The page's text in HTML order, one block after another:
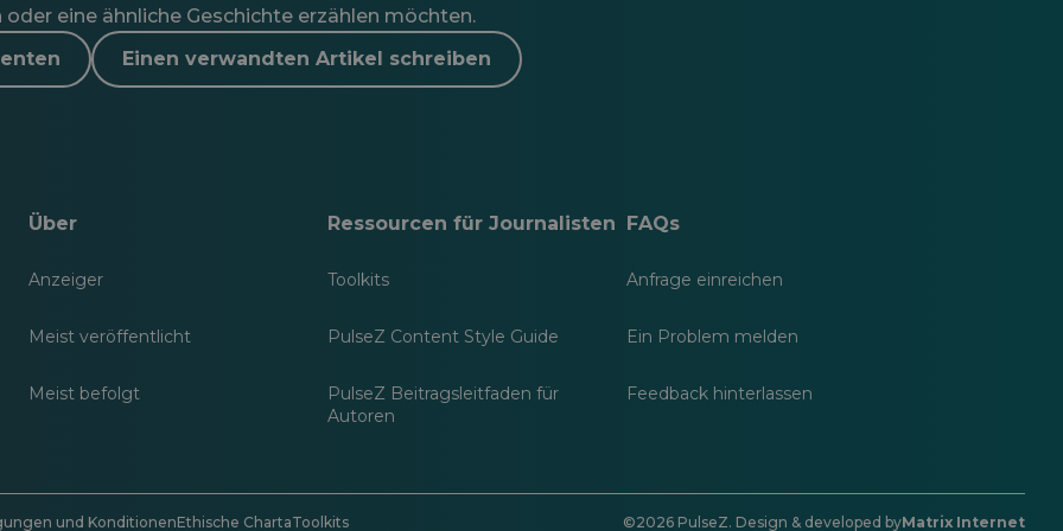
eine ähnliche Geschichte erzählen möchten.
Einen verwandten Artikel schreiben
Über
Anzeiger
Meist veröffentlicht
Meist befolgt
Ressourcen für Journalisten
Toolkits
PulseZ Content Style Guide
PulseZ Beitragsleitfaden für
Autoren
FAQs
Anfrage einreichen
Ein Problem melden
Feedback hinterlassen
und KonditionenEthische ChartaToolkits ©2026 PulseZ. Design & developed byMatrix Internet